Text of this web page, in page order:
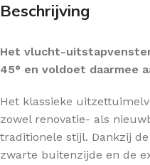
Beschrijving
Het vlucht-
45° en voldoet daarmee
Het klassieke
zowel renovatie- als
traditionele stijl. Dankzij
zwarte buitenzijde en de